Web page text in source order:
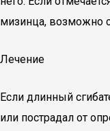
мизинца, возможно
Лечение
Если длинный
или пострадал от